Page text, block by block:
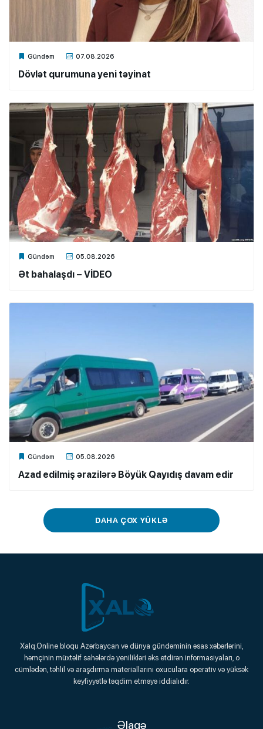
Gündəm 07.08.2026
Xalq.Online
Dövlət qurumuna yeni təyinat
Gündəm 05.08.2026
Xalq.Online
Ət bahalaşdı – VİDEO
Gündəm 05.08.2026
Xalq.Online
Azad edilmiş ərazilərə Böyük Qayıdış davam edir
DAHA ÇOX YÜKLƏ
Xalq.Online
Onlayn Platforma
Xalq.Online bloqu Azərbaycan və dünya gündəminin əsas xəbərlərini,
həmçinin müxtəlif sahələrdə yenilikləri əks etdirən informasiyaları, o
cümlədən, təhlil və araşdırma materiallarını oxuculara operativ və yüksək
keyfiyyətlə təqdim etməyə iddialıdır.
Əlaqə